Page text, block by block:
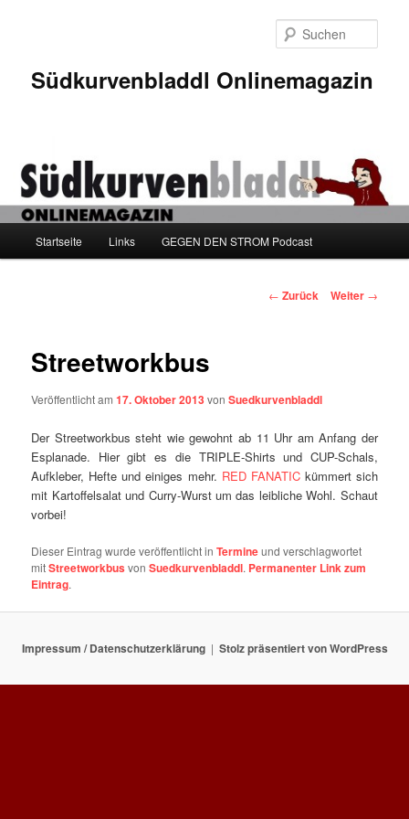
Südkurvenbladdl Onlinemagazin
Startseite Links GEGEN DEN STROM Podcast
Beitragsnavigation
← Zurück Weiter →
Streetworkbus
Veröffentlicht am17. Oktober 2013vonSuedkurvenbladdl
Der Streetworkbus steht wie gewohnt ab 11 Uhr am Anfang der
Esplanade. Hier gibt es die TRIPLE-Shirts und CUP-Schals,
Aufkleber, Hefte und einiges mehr. RED FANATICkümmert sich
mit Kartoffelsalat und Curry-Wurst um das leibliche Wohl. Schaut
vorbei!
Dieser Eintrag wurde veröffentlicht inTermineund verschlagwortet
mitStreetworkbus vonSuedkurvenbladdl. Permanenter Link zum
Eintrag.
Impressum / Datenschutzerklärung Stolz präsentiert von WordPress